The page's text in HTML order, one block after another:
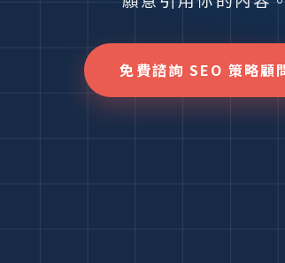
免費諮詢 SEO 策略顧